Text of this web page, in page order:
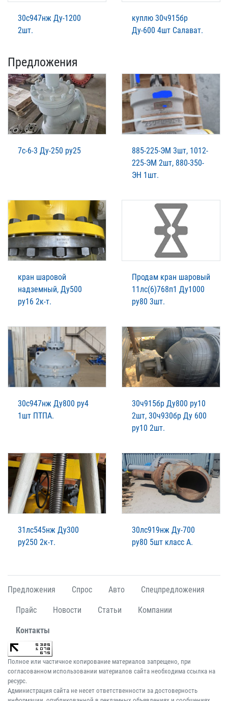
30с947нж Ду-1200
2шт.
куплю 30ч915бр
Ду-600 4шт Салават.
Предложения
7с-6-3 Ду-250 ру25
885-225-ЭМ 3шт, 1012-
225-ЭМ 2шт, 880-350-
ЭН 1шт.
кран шаровой
надземный, Ду500
ру16 2к-т.
Продам кран шаровый
11лс(6)768п1 Ду1000
ру80 3шт.
30с947нж Ду800 ру4
1шт ПТПА.
30ч915бр Ду800 ру10
2шт, 30ч930бр Ду 600
ру10 2шт.
31лс545нж Ду300
ру250 2к-т.
30лс919нж Ду-700
ру80 5шт класс А.
Предложения Спрос Авто Спецпредложения
Прайс Новости Статьи Компании
Контакты
Полное или частичное копирование материалов запрещено, при
согласованном использовании материалов сайта необходима ссылка на
ресурс.
Администрация сайта не несет ответственности за достоверность